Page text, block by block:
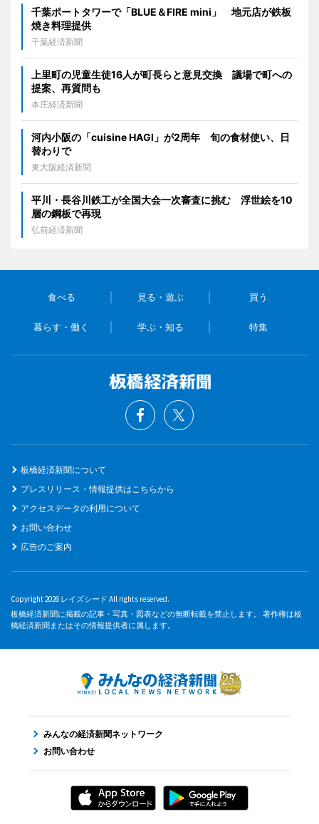
千葉ポートタワーで「BLUE＆FIRE mini」 地元店が鉄板
焼き料理提供
千葉経済新聞
上里町の児童生徒16人が町長らと意見交換 議場で町への
提案、再質問も
本庄経済新聞
河内小阪の「cuisine HAGI」が2周年 旬の食材使い、日
替わりで
東大阪経済新聞
平川・長谷川鉄工が全国大会一次審査に挑む 浮世絵を10
層の鋼板で再現
弘前経済新聞
食べる 見る・遊ぶ 買う
暮らす・働く 学ぶ・知る 特集
板橋経済新聞について
プレスリリース・情報提供はこちらから
アクセスデータの利用について
お問い合わせ
広告のご案内
Copyright 2026 レイズシード All rights reserved.
板橋経済新聞に掲載の記事・写真・図表などの無断転載を禁止します。 著作権は板
橋経済新聞またはその情報提供者に属します。
みんなの経済新聞ネットワーク
お問い合わせ